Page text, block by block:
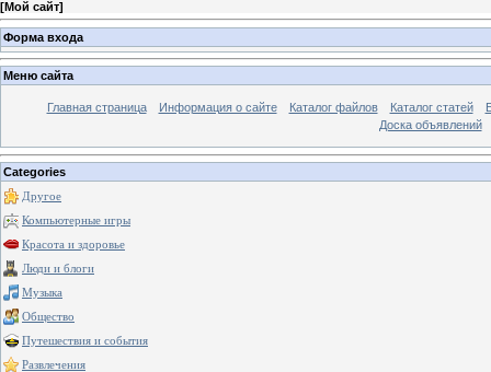
[Мой сайт]
Форма входа
Меню сайта
Главная страница Информация о сайте Каталог файлов Каталог статей
Доска объявлений
Categories
Другое
Компьютерные игры
Красота и здоровье
Люди и блоги
Музыка
Общество
Путешествия и события
Развлечения